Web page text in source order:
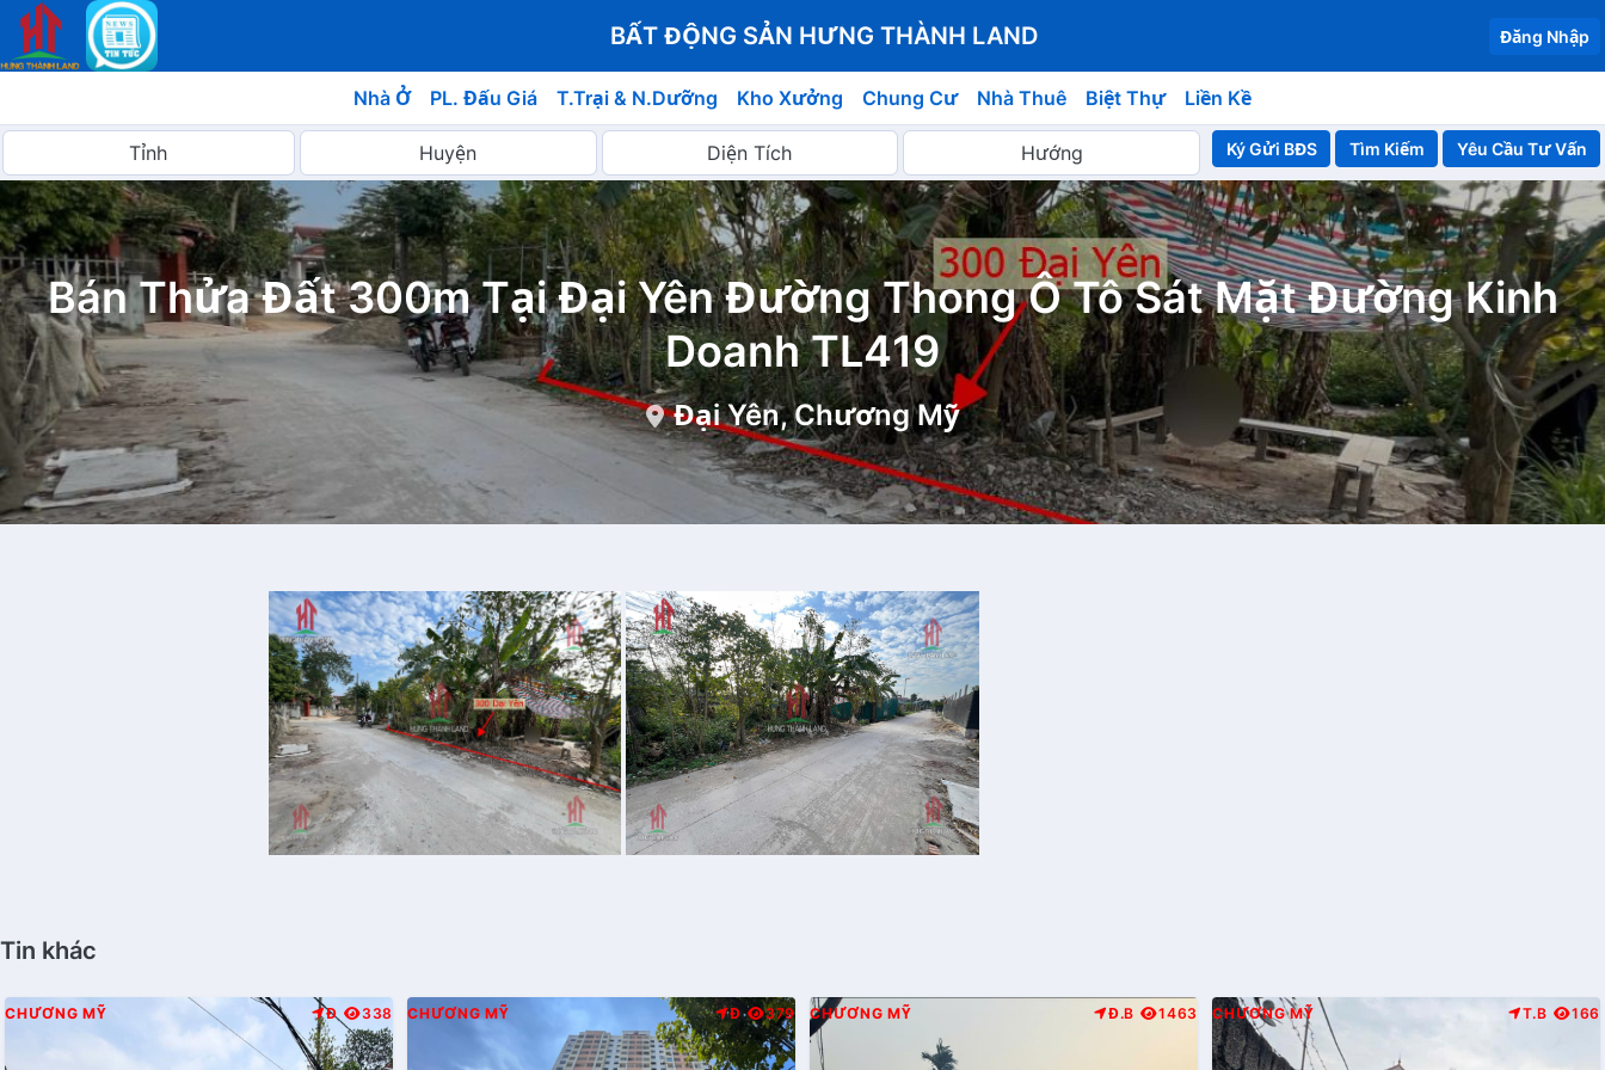
BẤT ĐỘNG SẢN HƯNG THÀNH LAND Đăng Nhập
Nhà Ở PL. Đấu Giá T.Trại & N.Dưỡng Kho Xưởng Chung Cư Nhà Thuê Biệt Thự Liền Kề
Ký Gửi BĐS Yêu Cầu Tư Vấn
Bán Thửa Đất 300m Tại Đại Yên Đường Thong Ô Tô Sát Mặt Đường Kinh
Doanh TL419
Đại Yên, Chương Mỹ
Tin khác
CHƯƠNG MỸ Đ 338 CHƯƠNG MỸ Đ 379 CHƯƠNG MỸ Đ.B 1463 CHƯƠNG MỸ T.B 166